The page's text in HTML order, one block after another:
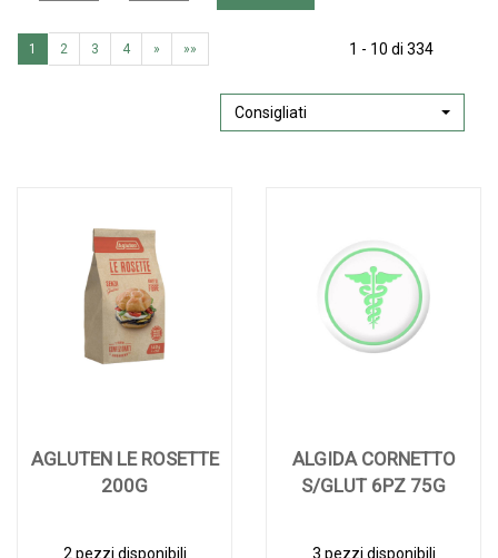
1 2 3 4 » »» 1 - 10 di 334
Consigliati
AGLUTEN LE ROSETTE
200G
2 pezzi disponibili
ALGIDA CORNETTO
S/GLUT 6PZ 75G
3 pezzi disponibili